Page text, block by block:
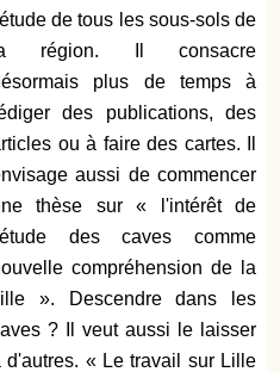
de tous les sous-sols de
région. Il consacre
plus de temps à
des publications, des
ou à faire des cartes. Il
aussi de commencer
thèse sur « l'intérêt de
des caves comme
compréhension de la
». Descendre dans les
? Il veut aussi le laisser
d'autres. « Le travail sur Lille